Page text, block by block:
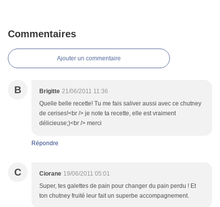
Commentaires
Ajouter un commentaire
B Brigitte 21/06/2011 11:36
Quelle belle recette! Tu me fais saliver aussi avec ce chutney
de cerises!<br /> je note ta recette, elle est vraiment
délicieuse;)<br /> merci
Répondre
C Ciorane 19/06/2011 05:01
Super, tes galettes de pain pour changer du pain perdu ! Et
ton chutney fruité leur fait un superbe accompagnement.